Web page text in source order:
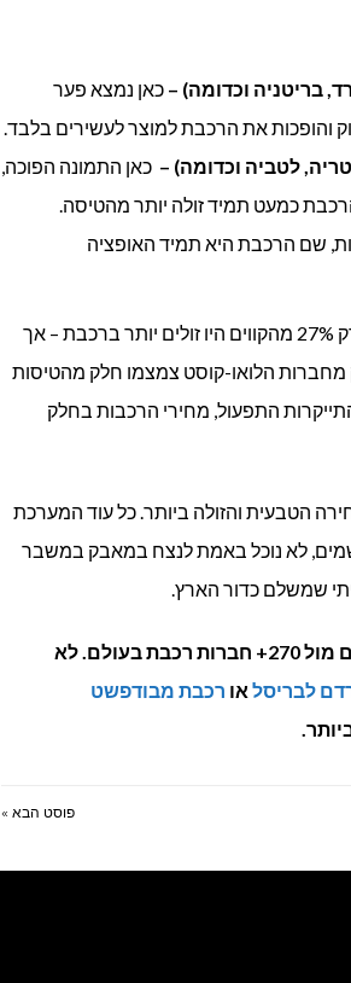
בריטניה וכדומה) – כאן נמצא פער
והופכות את הרכבת למוצר לעשירים בלבד.
לטביה וכדומה) – כאן התמונה הפוכה,
הרכבת כמעט תמיד זולה יותר מהטיסה.
שם הרכבת היא תמיד האופציה
למרות התמונה הקודרת, יש גם חדשות טובות. בשנת 2023, רק 27% מהקווים היו זולים יותר ברכבת – אך
הזה טיפס ל-41% משום שחלק מחברות הלואו-קוסט צמצמו חלק מהטיסות
התפעול, מחירי הרכבות בחלק
של 2025 צריכה להיות הבחירה הטבעית והזולה ביותר. כל עוד המערכת
שאנחנו נושמים, לא נוכל באמת לנצח במאבק במשבר
שמשלם כדור הארץ.
אשר משווים מחירים מול 270+ חברות רכבת בעולם. לא
לבריסל או רכבת מבודפשט
פוסט הבא »